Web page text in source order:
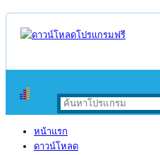
หน้าแรก
ดาวน์โหลด